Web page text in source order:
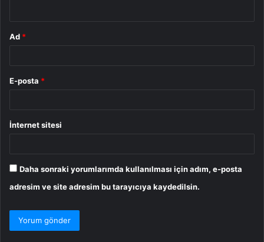
Ad *
E-posta *
İnternet sitesi
Daha sonraki yorumlarımda kullanılması için adım, e-posta
adresim ve site adresim bu tarayıcıya kaydedilsin.